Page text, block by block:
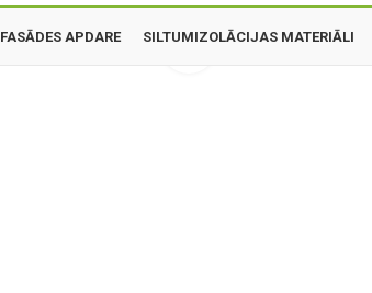
FASĀDES APDARE SILTUMIZOLĀCIJAS MATERIĀLI
Palielināt